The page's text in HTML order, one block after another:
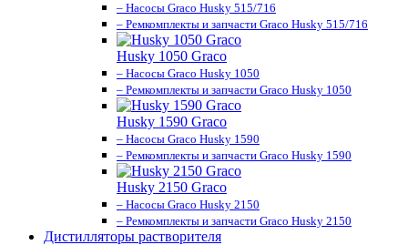
– Насосы Graco Husky 515/716
– Ремкомплекты и запчасти Graco Husky 515/716
Husky 1050 Graco
– Насосы Graco Husky 1050
– Ремкомплекты и запчасти Graco Husky 1050
Husky 1590 Graco
– Насосы Graco Husky 1590
– Ремкомплекты и запчасти Graco Husky 1590
Husky 2150 Graco
– Насосы Graco Husky 2150
– Ремкомплекты и запчасти Graco Husky 2150
Дистилляторы растворителя